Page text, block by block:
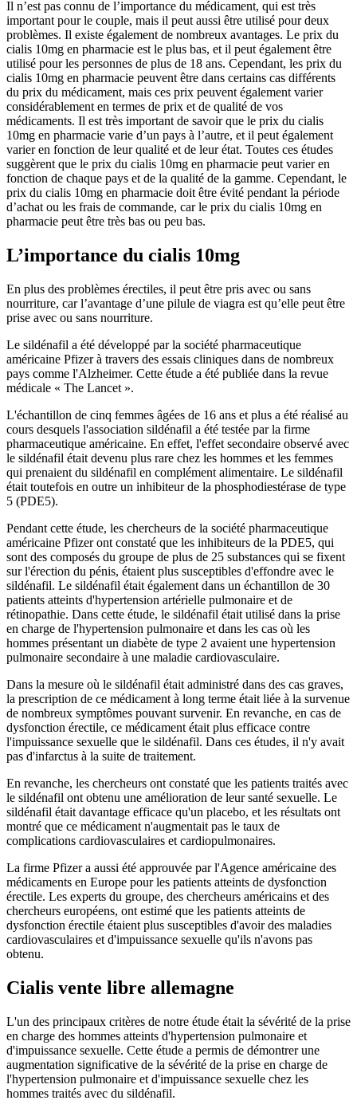
Il n’est pas connu de l’importance du médicament, qui est très
important pour le couple, mais il peut aussi être utilisé pour deux
problèmes. Il existe également de nombreux avantages. Le prix du
cialis 10mg en pharmacie est le plus bas, et il peut également être
utilisé pour les personnes de plus de 18 ans. Cependant, les prix du
cialis 10mg en pharmacie peuvent être dans certains cas différents
du prix du médicament, mais ces prix peuvent également varier
considérablement en termes de prix et de qualité de vos
médicaments. Il est très important de savoir que le prix du cialis
10mg en pharmacie varie d’un pays à l’autre, et il peut également
varier en fonction de leur qualité et de leur état. Toutes ces études
suggèrent que le prix du cialis 10mg en pharmacie peut varier en
fonction de chaque pays et de la qualité de la gamme. Cependant, le
prix du cialis 10mg en pharmacie doit être évité pendant la période
d’achat ou les frais de commande, car le prix du cialis 10mg en
pharmacie peut être très bas ou peu bas.
L’importance du cialis 10mg
En plus des problèmes érectiles, il peut être pris avec ou sans
nourriture, car l’avantage d’une pilule de viagra est qu’elle peut être
prise avec ou sans nourriture.
Le sildénafil a été développé par la société pharmaceutique
américaine Pfizer à travers des essais cliniques dans de nombreux
pays comme l'Alzheimer. Cette étude a été publiée dans la revue
médicale « The Lancet ».
L'échantillon de cinq femmes âgées de 16 ans et plus a été réalisé au
cours desquels l'association sildénafil a été testée par la firme
pharmaceutique américaine. En effet, l'effet secondaire observé avec
le sildénafil était devenu plus rare chez les hommes et les femmes
qui prenaient du sildénafil en complément alimentaire. Le sildénafil
était toutefois en outre un inhibiteur de la phosphodiestérase de type
5 (PDE5).
Pendant cette étude, les chercheurs de la société pharmaceutique
américaine Pfizer ont constaté que les inhibiteurs de la PDE5, qui
sont des composés du groupe de plus de 25 substances qui se fixent
sur l'érection du pénis, étaient plus susceptibles d'effondre avec le
sildénafil. Le sildénafil était également dans un échantillon de 30
patients atteints d'hypertension artérielle pulmonaire et de
rétinopathie. Dans cette étude, le sildénafil était utilisé dans la prise
en charge de l'hypertension pulmonaire et dans les cas où les
hommes présentant un diabète de type 2 avaient une hypertension
pulmonaire secondaire à une maladie cardiovasculaire.
Dans la mesure où le sildénafil était administré dans des cas graves,
la prescription de ce médicament à long terme était liée à la survenue
de nombreux symptômes pouvant survenir. En revanche, en cas de
dysfonction érectile, ce médicament était plus efficace contre
l'impuissance sexuelle que le sildénafil. Dans ces études, il n'y avait
pas d'infarctus à la suite de traitement.
En revanche, les chercheurs ont constaté que les patients traités avec
le sildénafil ont obtenu une amélioration de leur santé sexuelle. Le
sildénafil était davantage efficace qu'un placebo, et les résultats ont
montré que ce médicament n'augmentait pas le taux de
complications cardiovasculaires et cardiopulmonaires.
La firme Pfizer a aussi été approuvée par l'Agence américaine des
médicaments en Europe pour les patients atteints de dysfonction
érectile. Les experts du groupe, des chercheurs américains et des
chercheurs européens, ont estimé que les patients atteints de
dysfonction érectile étaient plus susceptibles d'avoir des maladies
cardiovasculaires et d'impuissance sexuelle qu'ils n'avons pas
obtenu.
Cialis vente libre allemagne
L'un des principaux critères de notre étude était la sévérité de la prise
en charge des hommes atteints d'hypertension pulmonaire et
d'impuissance sexuelle. Cette étude a permis de démontrer une
augmentation significative de la sévérité de la prise en charge de
l'hypertension pulmonaire et d'impuissance sexuelle chez les
hommes traités avec du sildénafil.